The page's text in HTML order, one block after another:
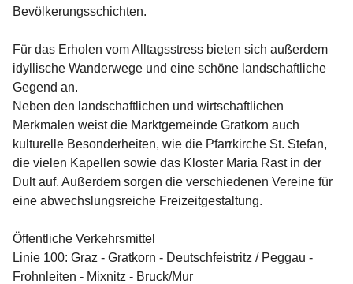
Bevölkerungsschichten.
Für das Erholen vom Alltagsstress bieten sich außerdem
idyllische Wanderwege und eine schöne landschaftliche
Gegend an.
Neben den landschaftlichen und wirtschaftlichen
Merkmalen weist die Marktgemeinde Gratkorn auch
kulturelle Besonderheiten, wie die Pfarrkirche St. Stefan,
die vielen Kapellen sowie das Kloster Maria Rast in der
Dult auf. Außerdem sorgen die verschiedenen Vereine für
eine abwechslungsreiche Freizeitgestaltung.
Öffentliche Verkehrsmittel
Linie 100: Graz - Gratkorn - Deutschfeistritz / Peggau -
Frohnleiten - Mixnitz - Bruck/Mur